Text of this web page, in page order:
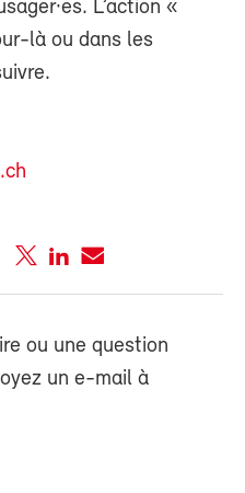
L’action «
là ou dans les
ou une question
un e-mail à